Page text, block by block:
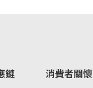
鏈 消費者關懷